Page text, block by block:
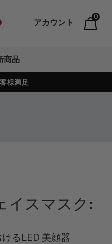
アカウント
0
商品
様満足
イスマスク:
るLED 美顔器